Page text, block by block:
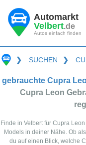
Automarkt
Velbert.de
Autos einfach finden
❯ SUCHEN ❯
gebrauchte Cupra
Cupra Leon
Finde in Velbert für Cupra
Models in deiner Nähe. Ob
du auf einen Blick, welche